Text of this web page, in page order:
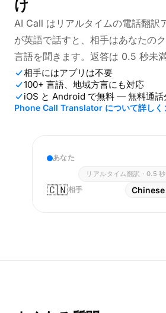
け
AI Call はリアルタイムの電話翻訳
が英語で話すと、相手はあなたの
言語を聞きます。返答は 0.5 秒未
相手にはアプリは不要
100+ 言語、地域方言にも対応
iOS と Android で無料 — 無料通話
Phone Call Translator について詳しく
あなた
リアルタイム翻訳 · 0.5
🇨🇳相手